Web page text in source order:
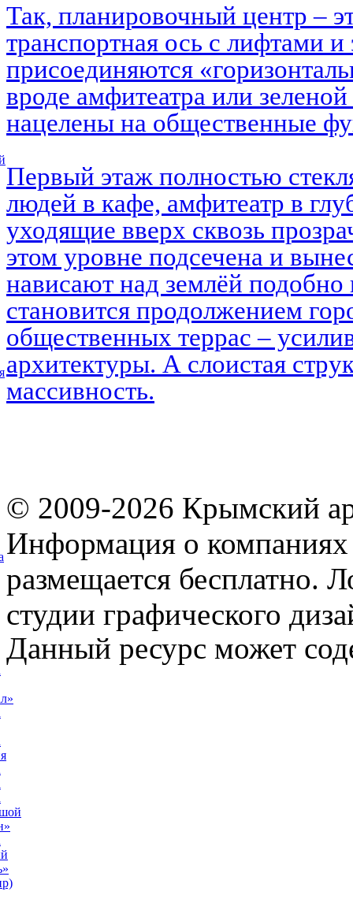
Так, планировочный центр –
транспортная ось с лифтами и
присоединяются
вроде амфитеатра или
нацелены на общественные
Первый этаж полностью
людей в кафе, амфитеатр в
уходящие вверх сквозь
этом уровне подсечена и
нависают над землёй
становится продолжением
общественных террас –
архитектуры. А слоистая
массивность.
© 2009-2026 Крымский
Информация о компаниях
размещается бесплатно.
студии графического
Данный ресурс может